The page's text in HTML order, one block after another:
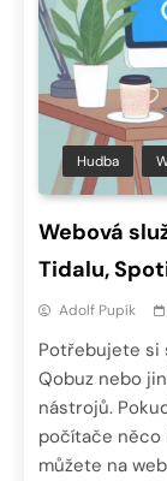
Hudba
Webová
Tidalu,
Adolf Pupík
Potřebujete si
Qobuz nebo
nástrojů.
počítače něco
můžete na